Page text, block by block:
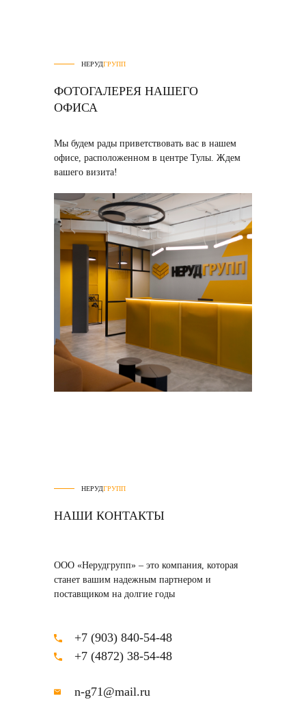
НЕРУДГРУПП
ФОТОГАЛЕРЕЯ НАШЕГО
ОФИСА
Мы будем рады приветствовать вас в нашем
офисе, расположенном в центре Тулы. Ждем
вашего визита!
НЕРУДГРУПП
НАШИ КОНТАКТЫ
ООО «Нерудгрупп» – это компания, которая
станет вашим надежным партнером и
поставщиком на долгие годы
+7 (903) 840-54-48
+7 (4872) 38-54-48
n-g71@mail.ru